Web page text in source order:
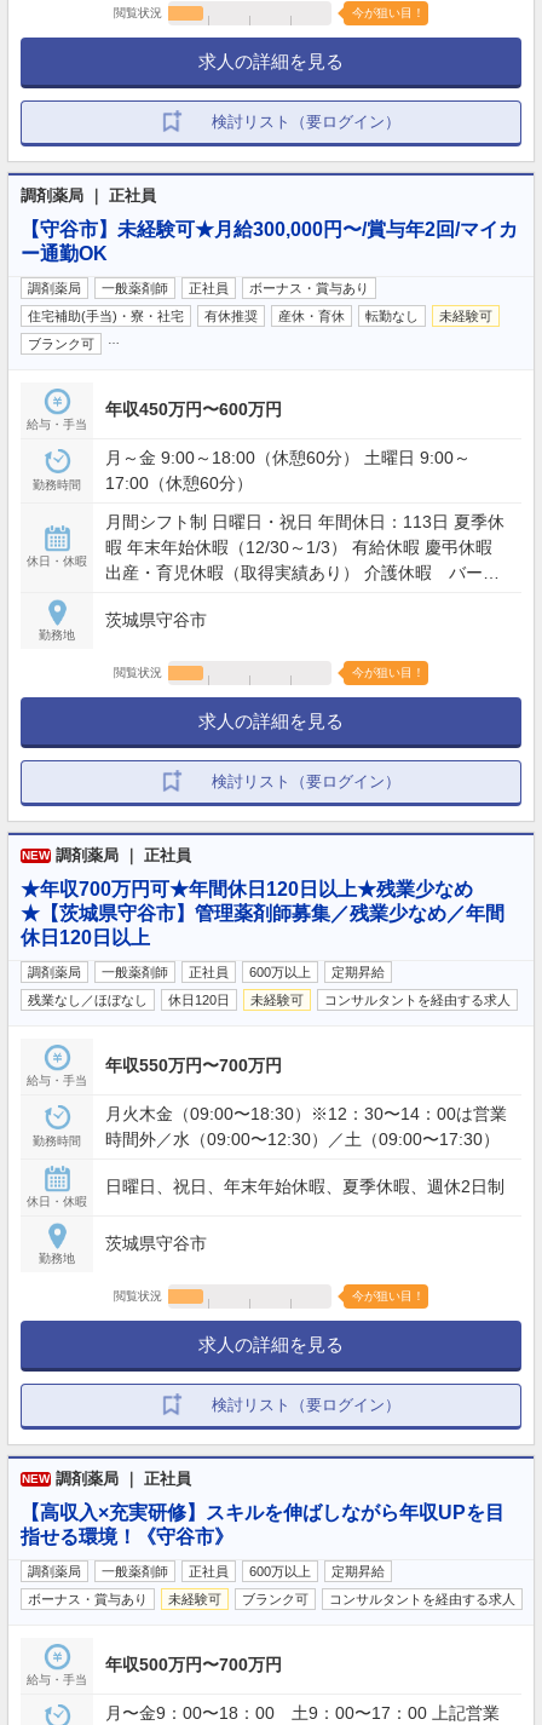
閲覧状況 今が狙い目！
求人の詳細を見る
検討リスト（要ログイン）
調剤薬局 ｜ 正社員
【守谷市】未経験可★月給300,000円〜/賞与年2回/マイカ
ー通勤OK
調剤薬局 一般薬剤師 正社員
ボーナス・賞与あり
住宅補助(手当)・寮・社宅
有休推奨 産休・育休 転勤なし
未経験可
ブランク可
給与・手当
年収450万円〜600万円
勤務時間
月～金 9:00～18:00（休憩60分） 土曜日 9:00～
17:00（休憩60分）
休日・休暇
月間シフト制 日曜日・祝日 年間休日：113日 夏季休
暇 年末年始休暇（12/30～1/3） 有給休暇 慶弔休暇
出産・育児休暇（取得実績あり） 介護休暇 バース
勤務地
茨城県守谷市
閲覧状況 今が狙い目！
求人の詳細を見る
検討リスト（要ログイン）
NEW 調剤薬局 ｜ 正社員
★年収700万円可★年間休日120日以上★残業少なめ
★【茨城県守谷市】管理薬剤師募集／残業少なめ／年間
休日120日以上
調剤薬局 一般薬剤師 正社員 600万以上
定期昇給
残業なし／ほぼなし
休日120日 未経験可 コンサルタントを経由する求人
給与・手当
年収550万円〜700万円
勤務時間
月火木金（09:00〜18:30）※12：30〜14：00は営業
時間外／水（09:00〜12:30）／土（09:00〜17:30）
休日・休暇
日曜日、祝日、年末年始休暇、夏季休暇、週休2日制
勤務地
茨城県守谷市
閲覧状況 今が狙い目！
求人の詳細を見る
検討リスト（要ログイン）
NEW 調剤薬局 ｜ 正社員
【高収入×充実研修】スキルを伸ばしながら年収UPを目
指せる環境！《守谷市》
調剤薬局 一般薬剤師 正社員 600万以上
定期昇給
ボーナス・賞与あり
未経験可 ブランク可 コンサルタントを経由する求人
給与・手当
年収500万円〜700万円
月〜金9：00〜18：00 土9：00〜17：00 上記営業